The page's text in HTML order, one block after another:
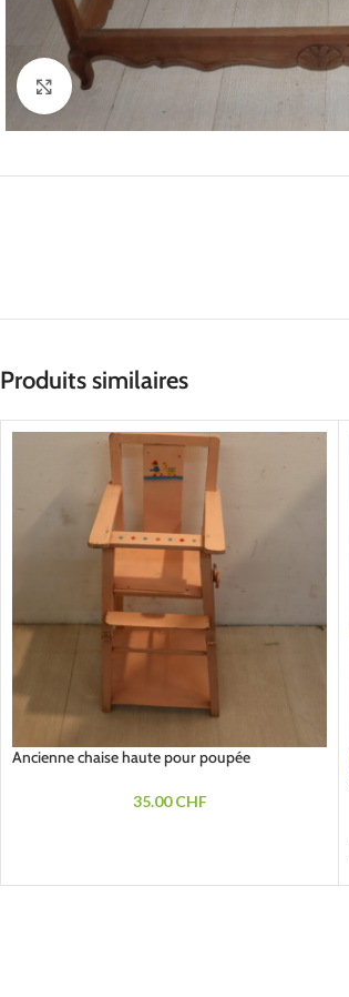
Cliquez pour agrandir
Produits similaires
Ancienne chaise haute pour poupée
35.00CHF